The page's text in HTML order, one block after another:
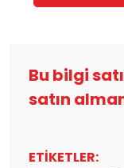
Bu bilgi
satın
ETİKETLER: